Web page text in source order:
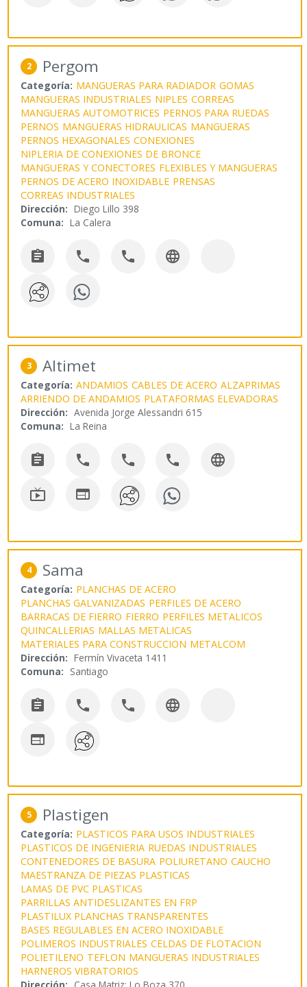
2 Pergom
Categoría: MANGUERAS PARA RADIADOR GOMAS
MANGUERAS INDUSTRIALES NIPLES CORREAS
MANGUERAS AUTOMOTRICES PERNOS PARA RUEDAS
PERNOS MANGUERAS HIDRAULICAS MANGUERAS
PERNOS HEXAGONALES CONEXIONES
NIPLERIA DE CONEXIONES DE BRONCE
MANGUERAS Y CONECTORES FLEXIBLES Y MANGUERAS
PERNOS DE ACERO INOXIDABLE PRENSAS
CORREAS INDUSTRIALES
Dirección: Diego Lillo 398
Comuna: La Calera
   
3 Altimet
Categoría: ANDAMIOS CABLES DE ACERO ALZAPRIMAS
ARRIENDO DE ANDAMIOS PLATAFORMAS ELEVADORAS
Dirección: Avenida Jorge Alessandri 615
Comuna: La Reina
    
 
4 Sama
Categoría: PLANCHAS DE ACERO
PLANCHAS GALVANIZADAS PERFILES DE ACERO
BARRACAS DE FIERRO FIERRO PERFILES METALICOS
QUINCALLERIAS MALLAS METALICAS
MATERIALES PARA CONSTRUCCION METALCOM
Dirección: Fermín Vivaceta 1411
Comuna: Santiago
   

5 Plastigen
Categoría: PLASTICOS PARA USOS INDUSTRIALES
PLASTICOS DE INGENIERIA RUEDAS INDUSTRIALES
CONTENEDORES DE BASURA POLIURETANO CAUCHO
MAESTRANZA DE PIEZAS PLASTICAS
LAMAS DE PVC PLASTICAS
PARRILLAS ANTIDESLIZANTES EN FRP
PLASTILUX PLANCHAS TRANSPARENTES
BASES REGULABLES EN ACERO INOXIDABLE
POLIMEROS INDUSTRIALES CELDAS DE FLOTACION
POLIETILENO TEFLON MANGUERAS INDUSTRIALES
HARNEROS VIBRATORIOS